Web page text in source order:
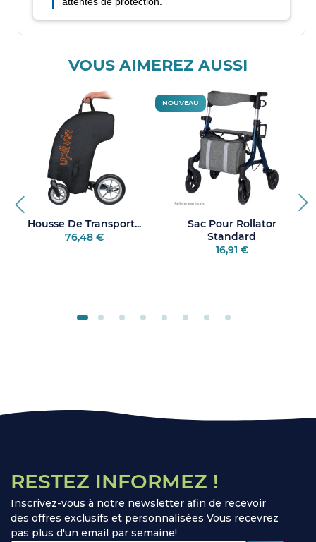
VOUS AIMEREZ AUSSI
Housse De Transport...
76,48 €
Sac Pour Rollator
Standard
16,91 €
NOUVEAU
RESTEZ INFORMEZ !
Inscrivez-vous à notre newsletter afin de recevoir
des offres exclusifs et personnalisées Vous recevrez
pas plus d'un email par semaine!